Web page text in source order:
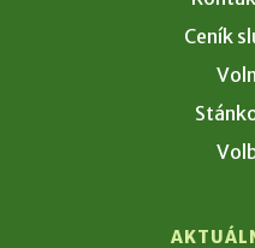
Ceník